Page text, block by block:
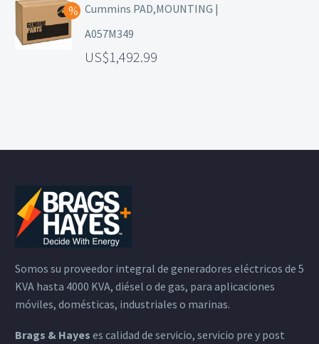
Cummins PAD,MOUNTING |
A057M349
1,492.99
Somos su proveedor integral de generadores eléctricos de 5
KVA hasta 4000 KVA, diésel o de gas, para aplicaciones
móviles, domésticas, industriales o marinas.
Brags & Hayes es calidad de servicio, servicio pre y post